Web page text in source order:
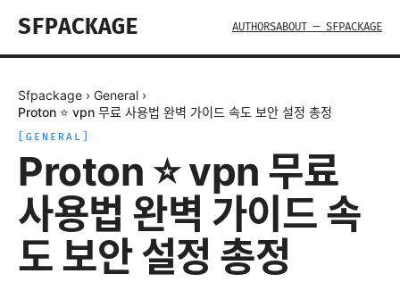
SFPACKAGE AUTHORSABOUT — SFPACKAGE
Sfpackage › General ›
Proton ⭐ vpn 무료 사용법 완벽 가이드 속도 보안 설정 총정
GENERAL
Proton ⭐ vpn 무료
사용법 완벽 가이드 속
도 보안 설정 총정